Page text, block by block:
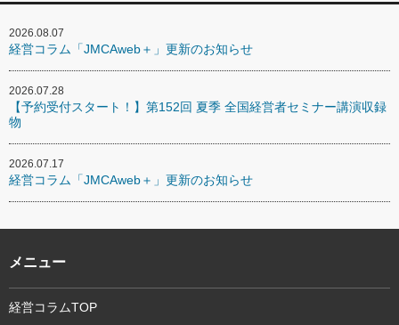
2026.08.07
経営コラム「JMCAweb＋」更新のお知らせ
2026.07.28
【予約受付スタート！】第152回 夏季 全国経営者セミナー講演収録
物
2026.07.17
経営コラム「JMCAweb＋」更新のお知らせ
メニュー
経営コラムTOP